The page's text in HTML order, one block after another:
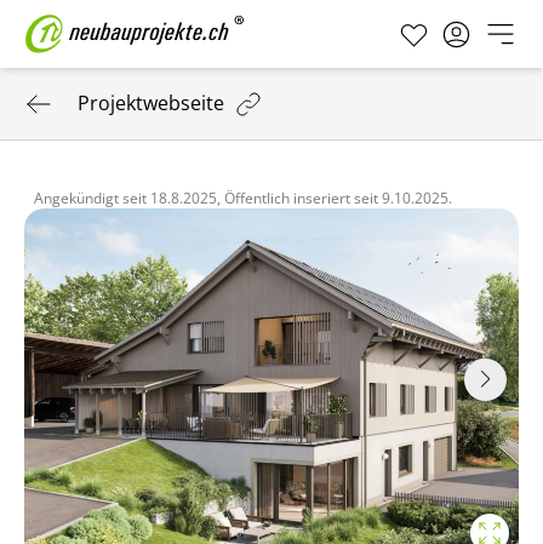
Projektwebseite
Angekündigt seit 18.8.2025, Öffentlich inseriert seit9.10.2025.